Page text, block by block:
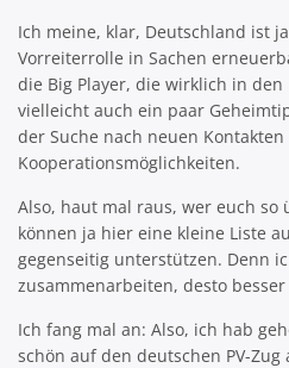
Ich meine, klar, Deutschland ist
Vorreiterrolle in Sachen
die Big Player, die wirklich in den
vielleicht auch ein paar
der Suche nach neuen
Kooperationsmöglichkeiten.
Also, haut mal raus, wer euch so
können ja hier eine kleine Liste
gegenseitig unterstützen. Denn
zusammenarbeiten, desto
Ich fang mal an: Also, ich hab
schön auf den deutschen PV-